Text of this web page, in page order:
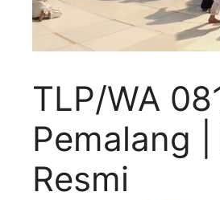
TLP/WA
Pemalang
Resmi